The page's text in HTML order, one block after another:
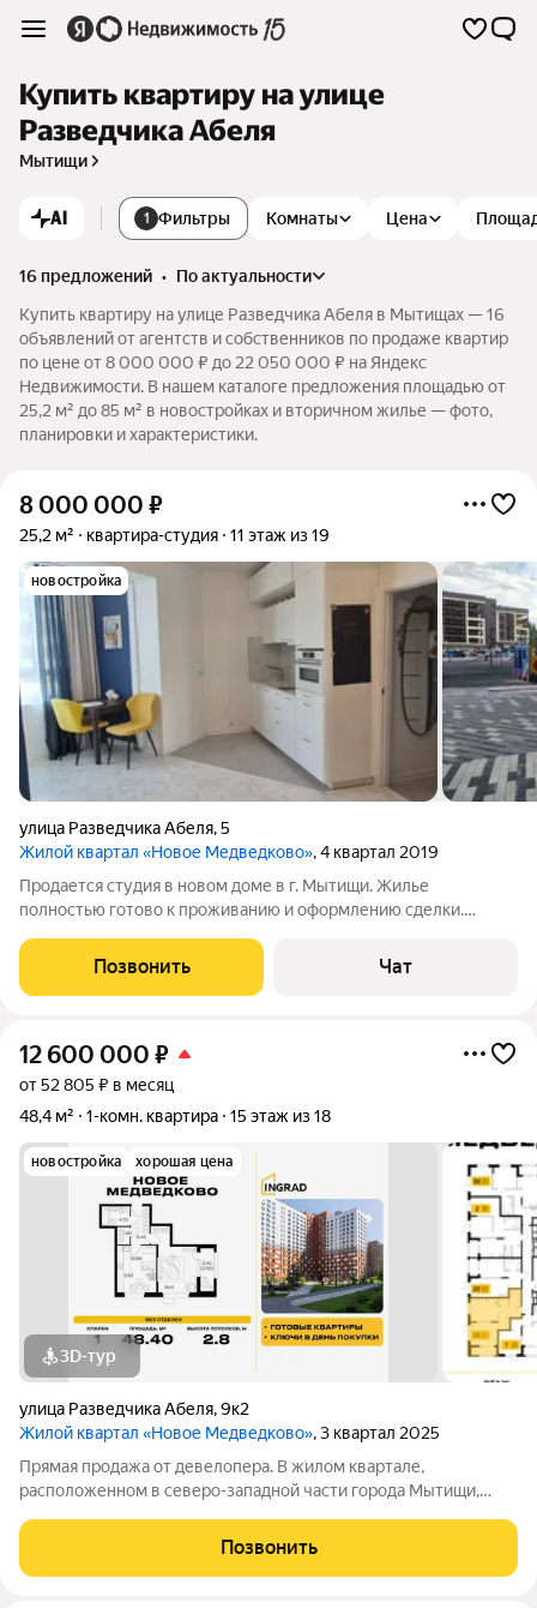
Купить квартиру на улице
Разведчика Абеля
Мытищи
AI 1 Фильтры Комнаты Цена
16 предложений •
по актуальности
Купить квартиру на улице Разведчика Абеля в Мытищах — 16
объявлений от агентств и собственников по продаже квартир
по цене от 8 000 000 ₽ до 22 050 000 ₽ на Яндекс
Недвижимости. В нашем каталоге предложения площадью от
25,2 м² до 85 м² в новостройках и вторичном жилье — фото,
планировки и характеристики.
8 000 000 ₽
25,2 м² квартира-студия 11 этаж из 19
новостройка
улица Разведчика Абеля,5
Жилой квартал «Новое Медведково», 4 квартал 2019
Продается студия в новом доме в г. Мытищи. Жилье
полностью готово к проживанию и оформлению сделки.
из окна открывается во двор, детская площадка). Санузел:
совместный. Балкон: в комнате,
Позвонить Чат
12 600 000 ₽
от 52 805 ₽ в месяц
48,4 м²
1-комн. квартира 15 этаж из 18
новостройка хорошая цена
3D-тур
улица Разведчика Абеля,9к2
Жилой квартал «Новое Медведково», 3 квартал 2025
Прямая продажа от девелопера. В жилом квартале,
расположенном в северо-западной части города Мытищи,
отделки. Квартира расположена на 15 этаже 18-этажного дома,
корпус 41, в жилом квартале
Позвонить